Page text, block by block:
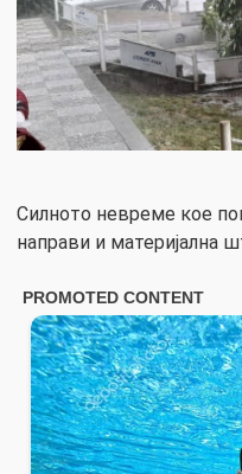
Силното невреме кое
направи и материјална